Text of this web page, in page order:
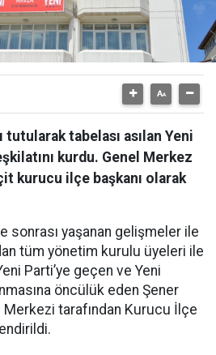
tutularak tabelası asılan Yeni
kurdu. Genel Merkez
kurucu ilçe başkanı olarak
sonrası yaşanan gelişmeler ile
tüm yönetim kurulu üyeleri ile
Parti’ye geçen ve Yeni
öncülük eden Şener
Merkezi tarafından Kurucu İlçe